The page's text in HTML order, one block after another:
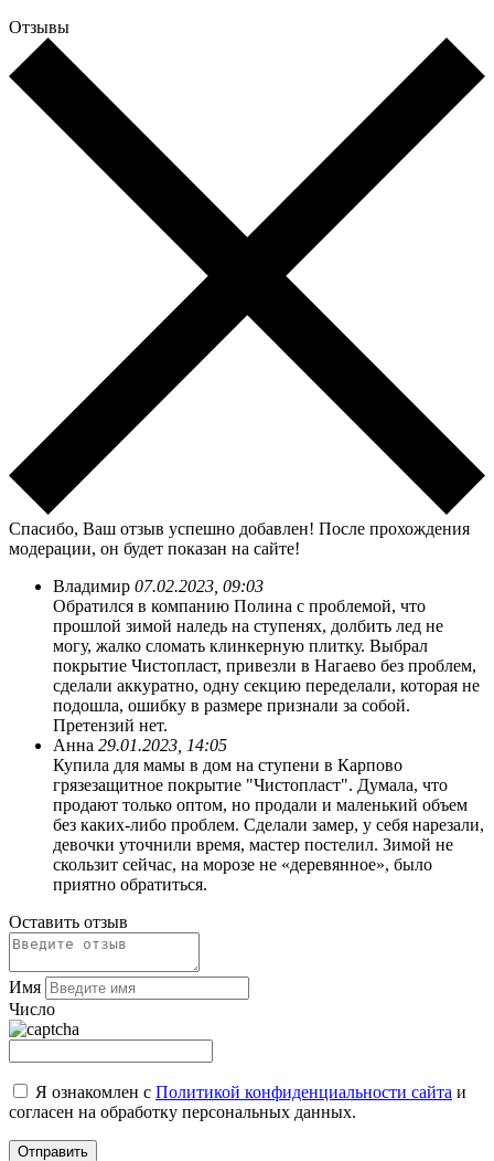
Отзывы
Спасибо, Ваш отзыв успешно добавлен! После прохождения
модерации, он будет показан на сайте!
Владимир 07.02.2023, 09:03
Обратился в компанию Полина с проблемой, что
прошлой зимой наледь на ступенях, долбить лед не
могу, жалко сломать клинкерную плитку. Выбрал
покрытие Чистопласт, привезли в Нагаево без проблем,
сделали аккуратно, одну секцию переделали, которая не
подошла, ошибку в размере признали за собой.
Претензий нет.
Анна 29.01.2023, 14:05
Купила для мамы в дом на ступени в Карпово
грязезащитное покрытие "Чистопласт". Думала, что
продают только оптом, но продали и маленький объем
без каких-либо проблем. Сделали замер, у себя нарезали,
девочки уточнили время, мастер постелил. Зимой не
скользит сейчас, на морозе не «деревянное», было
приятно обратиться.
Оставить отзыв
Имя
Число
Я ознакомлен с Политикой конфиденциальности сайта и
согласен на обработку персональных данных.